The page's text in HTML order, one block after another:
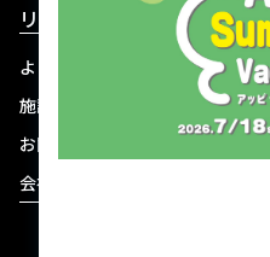
リゾート情報
よくある質問
施設連絡先一覧
お問い合わせ
会社概要